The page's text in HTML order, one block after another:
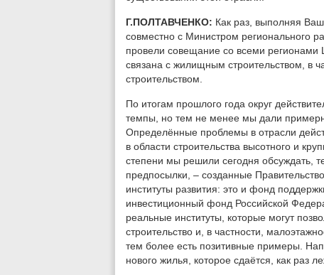
Г.ПОЛТАВЧЕНКО: Как раз, выполняя
совместно с Министром регионального
провели совещание со всеми регионами
связана с жилищным строительством, в
строительством.
По итогам прошлого года округ
темпы, но тем не менее мы дали
Определённые проблемы в отрасли
в области строительства высотного и
степени мы решили сегодня обсуждать,
предпосылки, – созданные
институты развития: это и фонд
инвестиционный фонд Российской
реальные институты, которые могут
строительство и, в частности,
тем более есть позитивные примеры.
нового жилья, которое сдаётся, как раз